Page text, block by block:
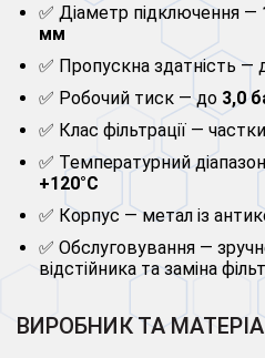
✅ Діаметр підключення —
мм
✅ Пропускна здатність —
✅ Робочий тиск — до 3,0
✅ Клас фільтрації —
✅ Температурний
+120°C
✅ Корпус — метал із
✅ Обслуговування —
відстійника та заміна
ВИРОБНИК ТА